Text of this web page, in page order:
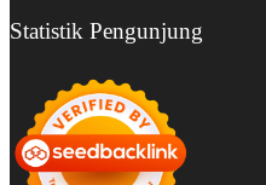
Statistik Pengunjung